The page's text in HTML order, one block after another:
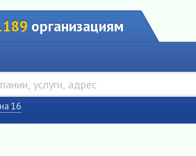
организациям
16